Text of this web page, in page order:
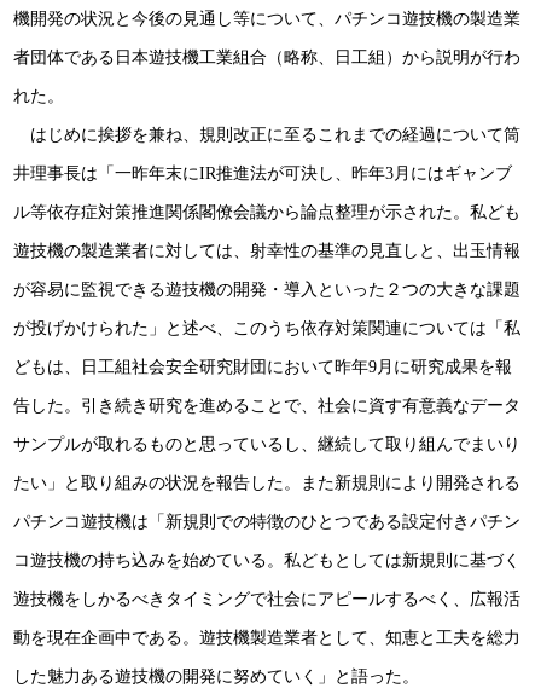
機開発の状況と今後の見通し等について、パチンコ遊技機の製造業
者団体である日本遊技機工業組合（略称、日工組）から説明が行わ
れた。
はじめに挨拶を兼ね、規則改正に至るこれまでの経過について筒
井理事長は「一昨年末にIR推進法が可決し、昨年3月にはギャンブ
ル等依存症対策推進関係閣僚会議から論点整理が示された。私ども
遊技機の製造業者に対しては、射幸性の基準の見直しと、出玉情報
が容易に監視できる遊技機の開発・導入といった２つの大きな課題
が投げかけられた」と述べ、このうち依存対策関連については「私
どもは、日工組社会安全研究財団において昨年9月に研究成果を報
告した。引き続き研究を進めることで、社会に資す有意義なデータ
サンプルが取れるものと思っているし、継続して取り組んでまいり
たい」と取り組みの状況を報告した。また新規則により開発される
パチンコ遊技機は「新規則での特徴のひとつである設定付きパチン
コ遊技機の持ち込みを始めている。私どもとしては新規則に基づく
遊技機をしかるべきタイミングで社会にアピールするべく、広報活
動を現在企画中である。遊技機製造業者として、知恵と工夫を総力
した魅力ある遊技機の開発に努めていく」と語った。